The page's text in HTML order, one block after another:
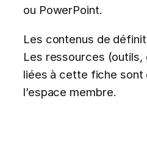
ou PowerPoint.
Les contenus de
Les ressources (outils,
liées à cette fiche sont
l’espace membre.